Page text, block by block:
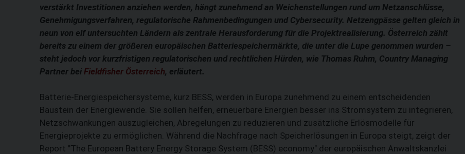
verstärkt Investitionen anziehen werden, hängt zunehmend an Weichenstellungen rund um Netzanschlüsse,
Genehmigungsverfahren, regulatorische Rahmenbedingungen und Cybersecurity. Netzengpässe gelten gleich in
neun von elf untersuchten Ländern als zentrale Herausforderung für die Projektrealisierung. Österreich zählt
bereits zu einem der größeren europäischen Batteriespeichermärkte, die unter die Lupe genommen wurden –
steht jedoch vor kurzfristigen regulatorischen und rechtlichen Hürden, wie Thomas Ruhm, Country Managing
Partner bei Fieldfisher Österreich, erläutert.
Batterie-Energiespeichersysteme, kurz BESS, werden in Europa zunehmend zu einem entscheidenden
Baustein der Energiewende. Sie sollen helfen, erneuerbare Energien besser ins Stromsystem zu integrieren,
Netzschwankungen auszugleichen, Abregelungen zu reduzieren und zusätzliche Erlösmodelle für
Energieprojekte zu ermöglichen. Während die Nachfrage nach Speicherlösungen in Europa steigt, zeigt der
Report "The European Battery Energy Storage System (BESS) economy" der europäischen Anwaltskanzlei
SUCHEN